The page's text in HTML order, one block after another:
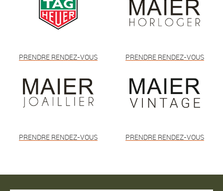
PRENDRE RENDEZ-VOUS PRENDRE RENDEZ-VOUS
PRENDRE RENDEZ-VOUS PRENDRE RENDEZ-VOUS